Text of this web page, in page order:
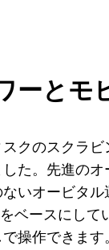
ーとモ
クのスクラ
た。先進のオ
ないオービタ
ベースにして
操作できま